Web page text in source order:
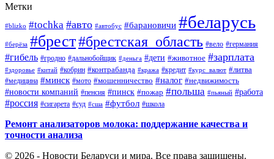
Метки
#blizko #tochka #авто #автобус #барановичи #беларусь
#берёза #брест#брестская_область #вело #германия
#гибель #гродно #дальнобойщик #деньга #дети #животное #зарплата
#здоровье #китай #кобрин #контрабанда #кража #кредит #курс_валют #литва
#медицина #минск #мото #мошенничество #налог #недвижимость
#новости компаний #пенсия #пинск #пожар #польша #пьяный #работа
#россия #сигарета #суд #сша #футбол #школа
Ремонт анализаторов молока: поддержание качества и
точности анализа
© 2026 - Новости Беларуси и мира. Все права защищены.